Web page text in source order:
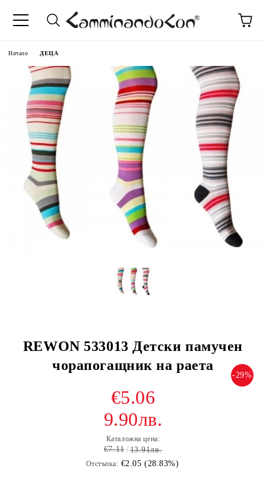
Начало ДЕЦА
REWON 533013 Детски памучен
чорапогащник на раета
-29%
€5.06
9.90лв.
Каталожна цена:
€7.11 13.91лв.
Отстъпка: €2.05 (28.83%)